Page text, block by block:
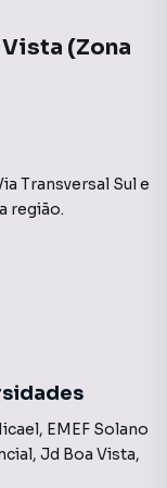
uma opção
para você e
do bairro
Não
informações
em contato com
casas
lojas e
na
(Zona
Transversal Sule
região.
, EMEF Solano
Jd Boa Vista,